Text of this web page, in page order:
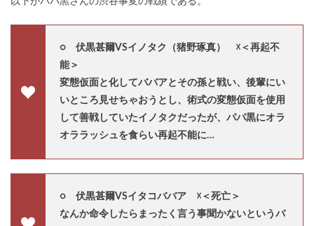
○ 伏黒甚爾VSイノタク（猪野琢真） ☓ ＜再起不
能＞
変態仮面と化してババアとその孫と戦い、後輩にい
いところ見せちゃおうとし、術式の変態仮面を使用
して善戦していたイノタクだったが、パパ黒にオラ
オララッシュを食らい再起不能に…
○ 伏黒甚爾VSイタコババア ☓ ＜死亡＞
なんか命令したらまったく言う事聞かないというバ